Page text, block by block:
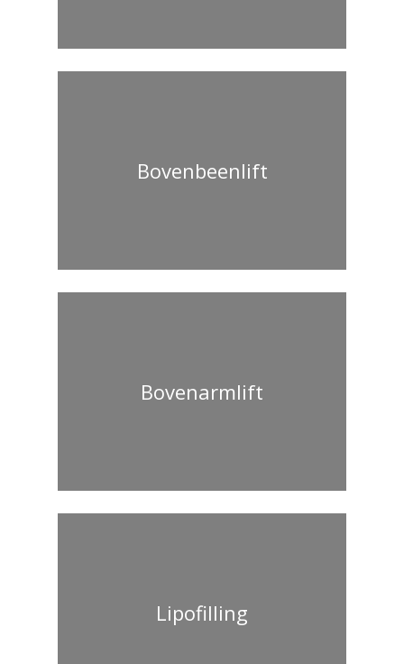
Bovenbeenlift
Bovenarmlift
Lipofilling